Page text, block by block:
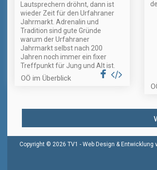
Lautsprechern dröhnt, dann ist
wieder Zeit für den Urfahraner
Jahrmarkt. Adrenalin und
Tradition sind gute Gründe
warum der Urfahraner
Jahrmarkt selbst nach 200
Jahren noch immer ein fixer
Treffpunkt für Jung und Alt ist.
OÖ im Überblick
Copyright © 2026 TV1 - Web Design & Entwicklung